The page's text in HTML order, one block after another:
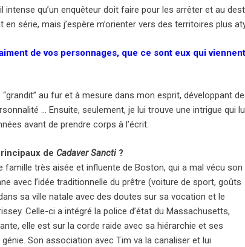
intense qu’un enquêteur doit faire pour les arrêter et au
série, mais j’espère m’orienter vers des territoires plus
de vos personnages, que ce sont eux qui
au fur et à mesure dans mon esprit, développant
… Ensuite, seulement, je lui trouve une intrigue qui
avant de prendre corps à l’écrit.
de Cadaver Sancti ?
famille très aisée et influente de Boston, qui a mal vécu son
avec l’idée traditionnelle du prêtre (voiture de sport, goûts
sa ville natale avec des doutes sur sa vocation et le
Celle-ci a intégré la police d’état du Massachusetts,
elle est sur la corde raide avec sa hiérarchie et ses
Son association avec Tim va la canaliser et lui